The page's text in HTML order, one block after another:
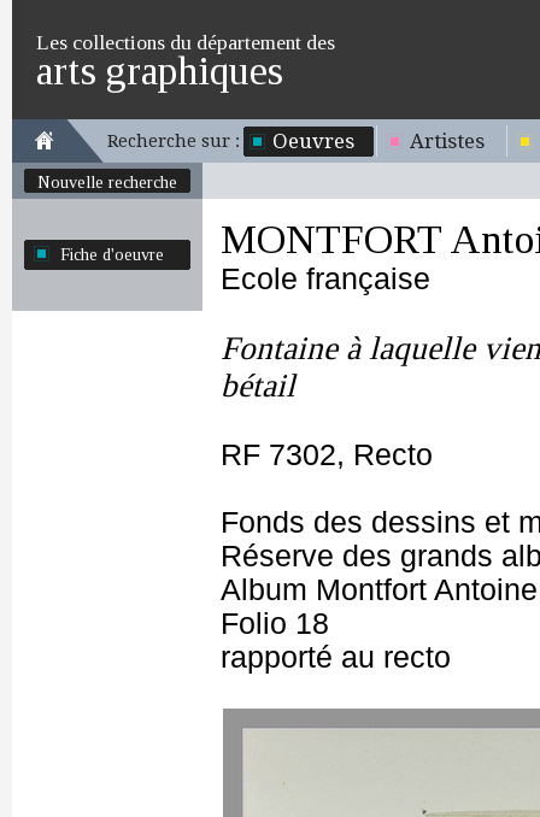
Les collections du département des
arts graphiques
Recherche sur : Oeuvres Artistes
Nouvelle recherche
Fiche d'oeuvre MONTFORT
Ecole française
Fontaine à laquelle
bétail
RF 7302, Recto
Fonds des dessins et
Réserve des grands
Album Montfort
Folio 18
rapporté au recto